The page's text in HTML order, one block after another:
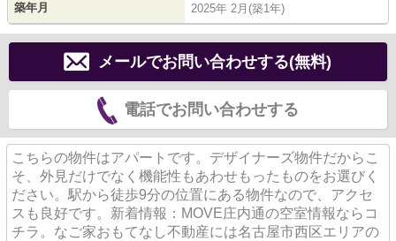
築年月 2025年 2月(築1年)
メールでお問い合わせする(無料)
電話でお問い合わせする
こちらの物件はアパートです。デザイナーズ物件だからこ
そ、外見だけでなく機能性もあわせもったものをお選びく
ださい。駅から徒歩9分の位置にある物件なので、アクセ
スも良好です。新着情報：MOVE庄内通の空室情報ならコ
チラ。なご家おもてなし不動産には名古屋市西区エリアの